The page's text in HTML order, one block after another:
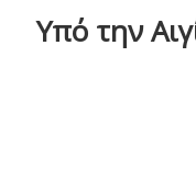
Υπό την